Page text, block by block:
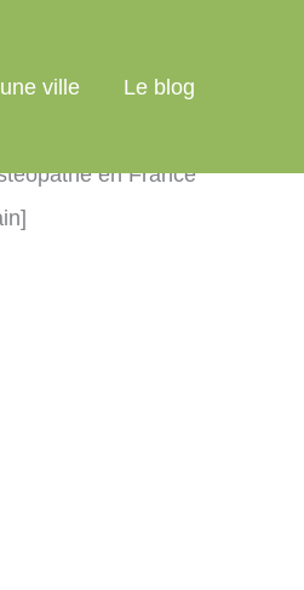
ville Le blog
en France